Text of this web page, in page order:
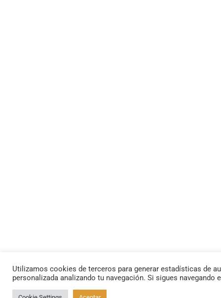
Utilizamos cookies de terceros para generar estadísticas de
personalizada analizando tu navegación. Si sigues navegando